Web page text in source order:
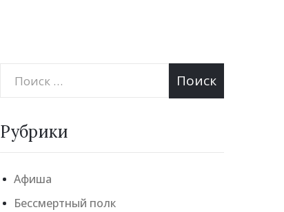
Рубрики
Афиша
Бессмертный полк